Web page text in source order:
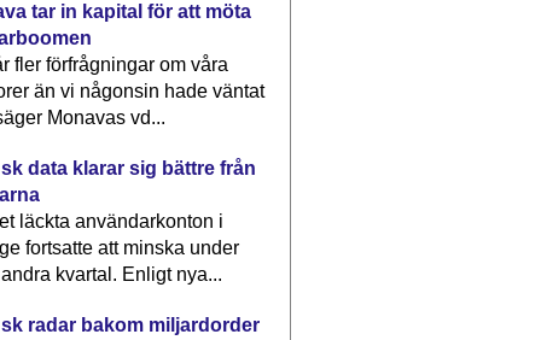
tar in kapital för att möta
fler förfrågningar om våra
än vi någonsin hade väntat
Monavas vd...
data klarar sig bättre från
läckta användarkonton i
fortsatte att minska under
kvartal. Enligt nya...
radar bakom miljardorder